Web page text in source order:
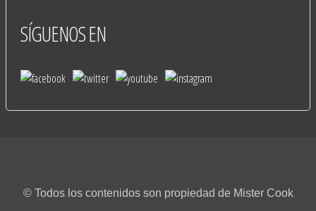
SÍGUENOSEN
© Todos los contenidos son propiedad de Mister Cook